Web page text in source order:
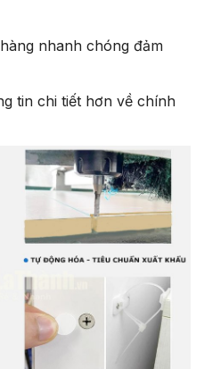
nhanh chóng đảm
tin chi tiết hơn về chính